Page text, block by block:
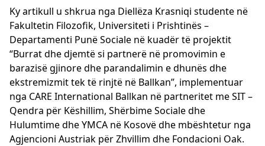
Ky artikull u shkrua nga Diellëza Krasniqi studente në
Fakultetin Filozofik, Universiteti i Prishtinës –
Departamenti Punë Sociale në kuadër të projektit
“Burrat dhe djemtë si partnerë në promovimin e
barazisë gjinore dhe parandalimin e dhunës dhe
ekstremizmit tek të rinjtë në Ballkan”, implementuar
nga CARE International Ballkan në partneritet me SIT –
Qendra për Këshillim, Shërbime Sociale dhe
Hulumtime dhe YMCA në Kosovë dhe mbështetur nga
Agjencioni Austriak për Zhvillim dhe Fondacioni Oak.